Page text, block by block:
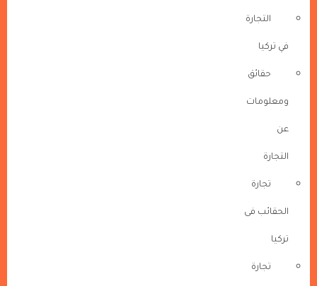
التجارة
في تركيا
حقائق
ومعلومات
عن
التجارة
تجارة
الحقائب فى
تركيا
تجارة